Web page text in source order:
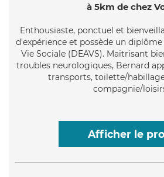
à 5km de chez
Enthousiaste, ponctuel et
d'expérience et possède un
Vie Sociale (DEAVS). Maitrisant
troubles neurologiques, Bernard
transports, toilette/
compagnie/
Afficher le